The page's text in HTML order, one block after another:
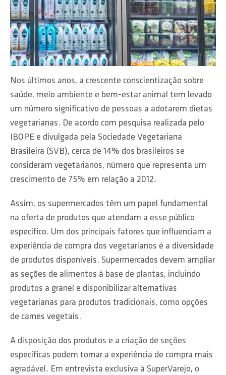
Nos últimos anos, a crescente conscientização sobre
saúde, meio ambiente e bem-estar animal tem levado
um número significativo de pessoas a adotarem dietas
vegetarianas. De acordo com pesquisa realizada pelo
IBOPE e divulgada pela Sociedade Vegetariana
Brasileira (SVB), cerca de 14% dos brasileiros se
consideram vegetarianos, número que representa um
crescimento de 75% em relação a 2012.
Assim, os supermercados têm um papel fundamental
na oferta de produtos que atendam a esse público
específico. Um dos principais fatores que influenciam a
experiência de compra dos vegetarianos é a diversidade
de produtos disponíveis. Supermercados devem ampliar
as seções de alimentos à base de plantas, incluindo
produtos a granel e disponibilizar alternativas
vegetarianas para produtos tradicionais, como opções
de carnes vegetais.
A disposição dos produtos e a criação de seções
específicas podem tornar a experiência de compra mais
agradável. Em entrevista exclusiva à SuperVarejo, o